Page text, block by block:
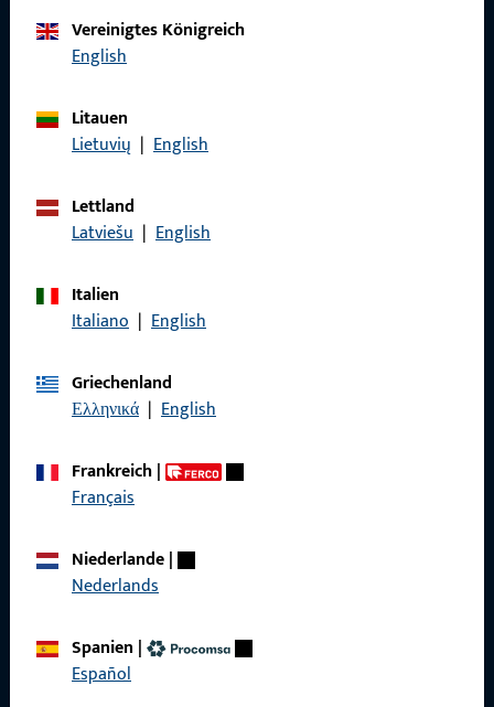
Kontaktieren Sie uns
Vereinigtes Königreich
English
Litauen
Lietuvių | English
Lettland
Latviešu | English
Italien
Italiano | English
Griechenland
Ελληνικά | English
Frankreich|
Français
Niederlande|
Nederlands
Spanien |
Español
Allgemeines
Datenschutz
Schnelleinstieg